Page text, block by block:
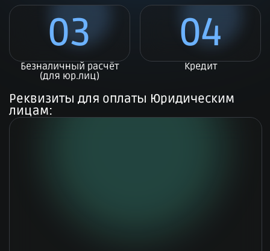
03
Безналичный расчёт
(для юр.лиц)
04
Кредит
Реквизиты для оплаты Юридическим
лицам: